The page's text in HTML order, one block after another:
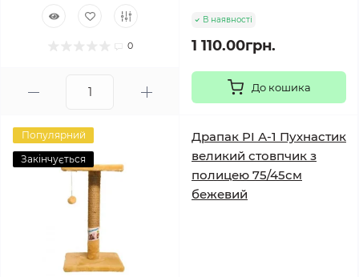
0
В наявності
1 110.00грн.
До кошика
Популярний
Закінчується
Драпак PI А-1 Пухнастик
великий стовпчик з
полицею 75/45см
бежевий